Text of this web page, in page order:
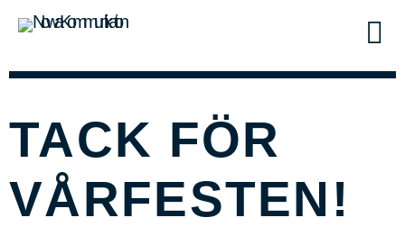
TACK FÖR
VÅRFESTEN!